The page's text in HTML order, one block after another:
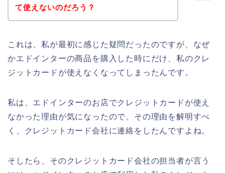
て使えないのだろう？
これは、私が最初に感じた疑問だったのですが、なぜ
かエドインターの商品を購入した時にだけ、私のクレ
ジットカードが使えなくなってしまったんです。
私は、エドインターのお店でクレジットカードが使え
なかった理由が気になったので、その理由を解明すべ
く、クレジットカード会社に連絡をしたんですよね。
そしたら、そのクレジットカード会社の担当者が言う